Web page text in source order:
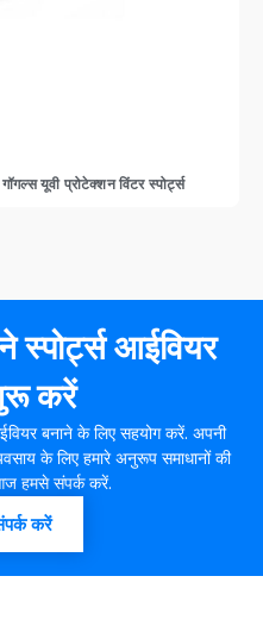
यूवी प्रोटेक्शन विंटर स्पोर्ट्स
आईवियर
करें
बनाने के लिए सहयोग करें. अपनी
के लिए हमारे अनुरूप समाधानों की
हमसे संपर्क करें.
करें